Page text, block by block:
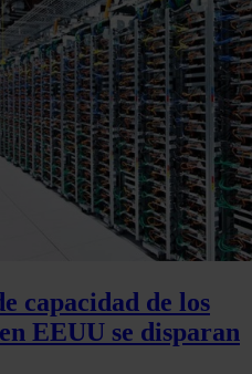
capacidad de los
EEUU se disparan